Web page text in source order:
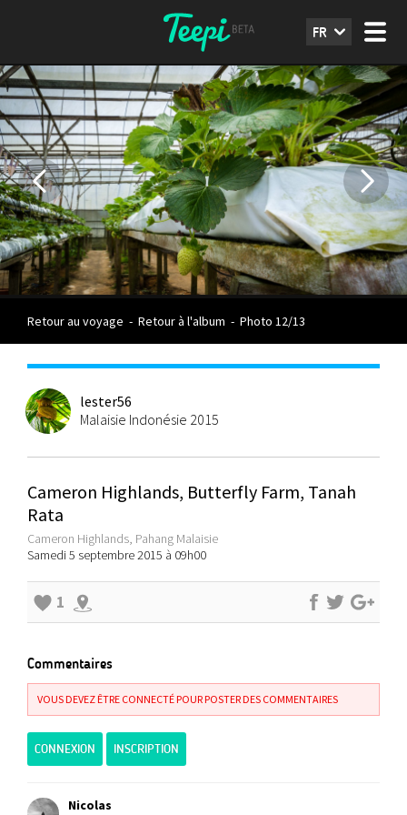
FR
Retour au voyage - Retour à l'album - Photo 12/13
lester56
Malaisie Indonésie 2015
Cameron Highlands, Butterfly Farm, Tanah
Rata
Cameron Highlands, Pahang Malaisie
Samedi 5 septembre 2015 à 09h00
1
Commentaires
VOUS DEVEZ ÊTRE CONNECTÉ POUR POSTER DES COMMENTAIRES
CONNEXION INSCRIPTION
Nicolas